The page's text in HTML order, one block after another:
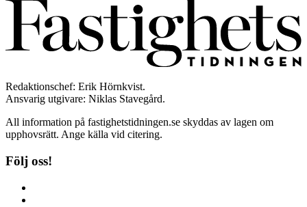
Redaktionschef: Erik Hörnkvist.
Ansvarig utgivare: Niklas Stavegård.
All information på fastighetstidningen.se skyddas av lagen om
upphovsrätt. Ange källa vid citering.
Följ oss!